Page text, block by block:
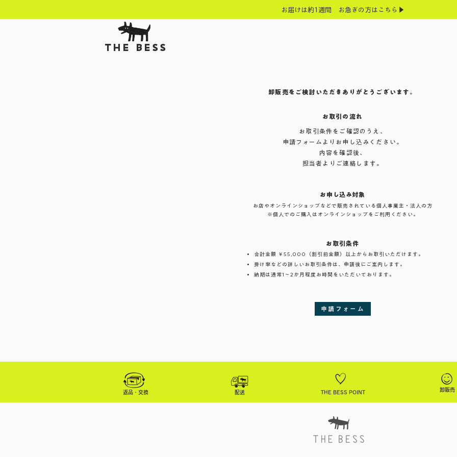
お届けは約1週間 お急ぎの方はこちら▶
THE BESS
卸販売をご検討いただきありがとうございます。
お取引の流れ
お取引条件をご確認のうえ、
申請フォームよりお申し込みください。
内容を確認後、
担当者よりご連絡します。
お申し込み対象
お店やオンラインショップなどで販売されている個人事業主・法人の方
※個人でのご購入はオンラインショップをご利用ください。
お取引条件
合計金額 ￥55,000（割引前金額）以上からお取引いただけます。
掛け率などの詳しいお取引条件は、申請後にご案内します。
納期は通常1～2か月程度お時間をいただいております。
申請フォーム
返品・交換 配送 THE BESS POINT 卸販売